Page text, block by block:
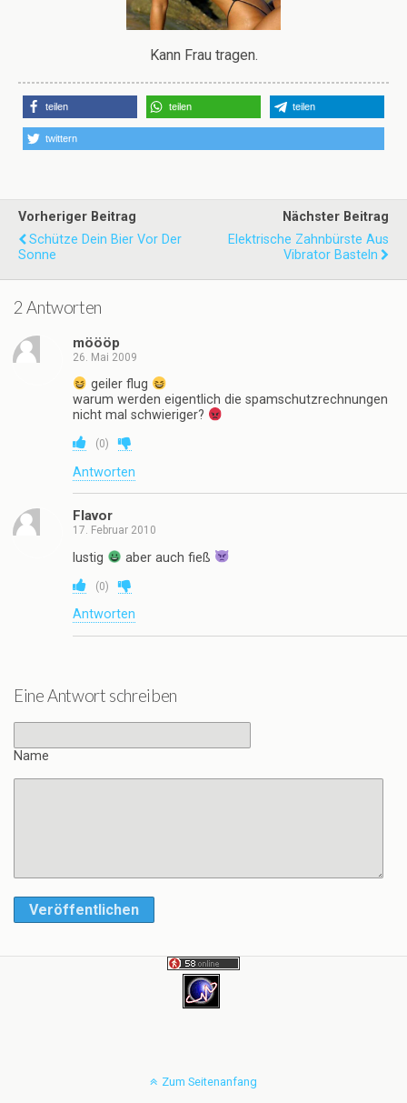
Kann Frau tragen.
teilen teilen teilen
twittern
Vorheriger Beitrag
Schütze Dein Bier Vor Der
Sonne
Nächster Beitrag
Elektrische Zahnbürste Aus
Vibrator Basteln
2 Antworten
möööp
26. Mai 2009
geiler flug
warum werden eigentlich die spamschutzrechnungen
nicht mal schwieriger?
(0)
Antworten
Flavor
17. Februar 2010
lustig aber auch fieß
(0)
Antworten
Eine Antwort schreiben
Name
Veröffentlichen
Zum Seitenanfang